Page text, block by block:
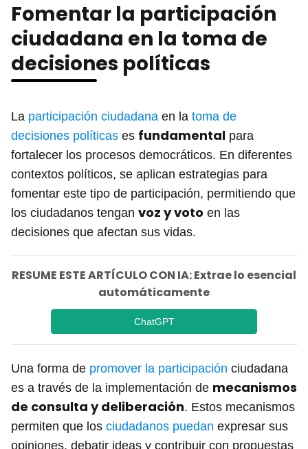
Fomentar la participación
ciudadana en la toma de
decisiones políticas
La participación ciudadana en la toma de
decisiones políticas es fundamental para
fortalecer los procesos democráticos. En diferentes
contextos políticos, se aplican estrategias para
fomentar este tipo de participación, permitiendo que
los ciudadanos tengan voz y voto en las
decisiones que afectan sus vidas.
RESUME ESTE ARTÍCULO CON IA: Extrae lo esencial
automáticamente
ChatGPT
Una forma de promover la participación ciudadana
es a través de la implementación de mecanismos
de consulta y deliberación. Estos mecanismos
permiten que los ciudadanos puedan expresar sus
opiniones, debatir ideas y contribuir con propuestas